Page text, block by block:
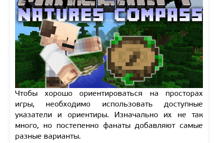
Чтобы хорошо ориентироваться на просторах
игры, необходимо использовать доступные
указатели и ориентиры. Изначально их не так
много, но постепенно фанаты добавляют самые
разные варианты.